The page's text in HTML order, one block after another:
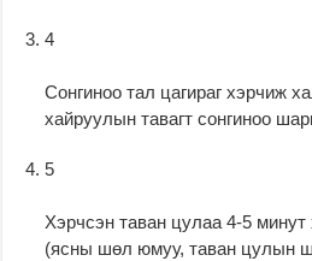
4
Сонгиноо тал цагираг хэрчиж
хайруулын тавагт сонгиноо
5
Хэрчсэн таван цулаа 4-5 минут
(ясны шөл юмуу, таван цулын